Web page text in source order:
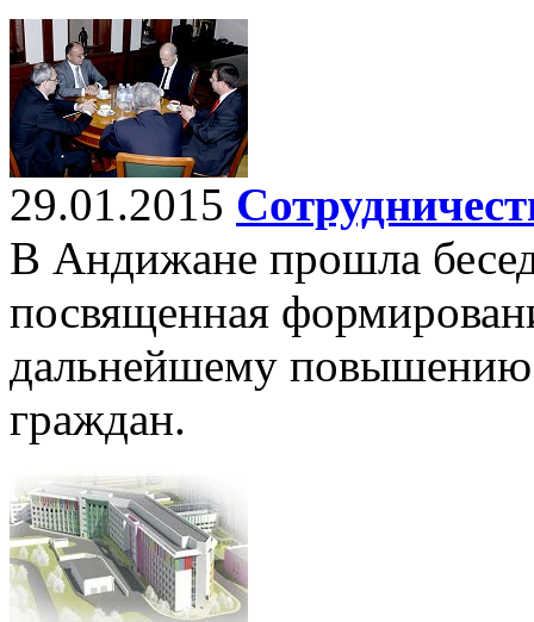
29.01.2015
В Андижане прошла
посвященная
дальнейшему повышению
граждан.